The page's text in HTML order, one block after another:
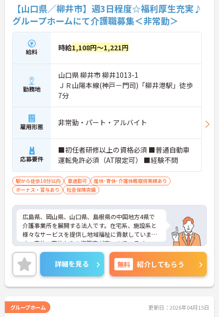
【山口県／柳井市】週3日程度☆福利厚生充実♪
グループホームにて介護職募集＜非常勤＞
給料 時給1,108円～1,221円
勤務地
山口県 柳井市 柳井1013-1
ＪＲ山陽本線(神戸－門司)「柳井港駅」徒歩
7分
雇用形態 非常勤・パート・アルバイト
応募要件
■初任者研修以上の資格必須 ■普通自動車
運転免許必須（AT限定可） ■経験不問
駅から徒歩10分以内 車通勤可
産休･育休･介護休暇取得実績あり
ボーナス・賞与あり
社会保険完備
広島県、岡山県、山口県、島根県の中国地方4県で
介護事業所を展開する法人です。在宅系、施設系と
様々なサービスを提供し地域福祉に貢献していま
す。産休・育休からの復職率が高いので、ライフス
テージが変化しても安心して働ける環境です。充実
した職種別・階層別研修でしっかりキャリアアップ
も目指せます。ご興味のある方には、面接対策ポイ
ントなど、さらに詳細をお話しいたしますのでお気
軽にご相談ください！
詳細を見る 無料 紹介してもらう
グループホーム 更新日：2026年04月15日